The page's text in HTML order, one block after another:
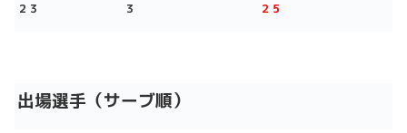
２３ ３ ２５
出場選手（サーブ順）